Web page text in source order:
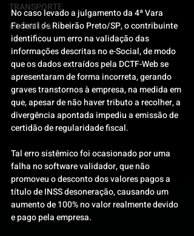
TRANSPORTE
LOGISTICA
No caso levado a julgamento da 4ª Vara
Federal de Ribeirão Preto/SP, o contribuinte
identificou um erro na validação das
informações descritas no e-Social, de modo
que os dados extraídos pela DCTF-Web se
apresentaram de forma incorreta, gerando
graves transtornos à empresa, na medida em
que, apesar de não haver tributo a recolher, a
divergência apontada impediu a emissão de
certidão de regularidade fiscal.
Tal erro sistêmico foi ocasionado por uma
falha no software validador, que não
promoveu o desconto dos valores pagos a
título de INSS desoneração, causando um
aumento de 100% no valor realmente devido
e pago pela empresa.